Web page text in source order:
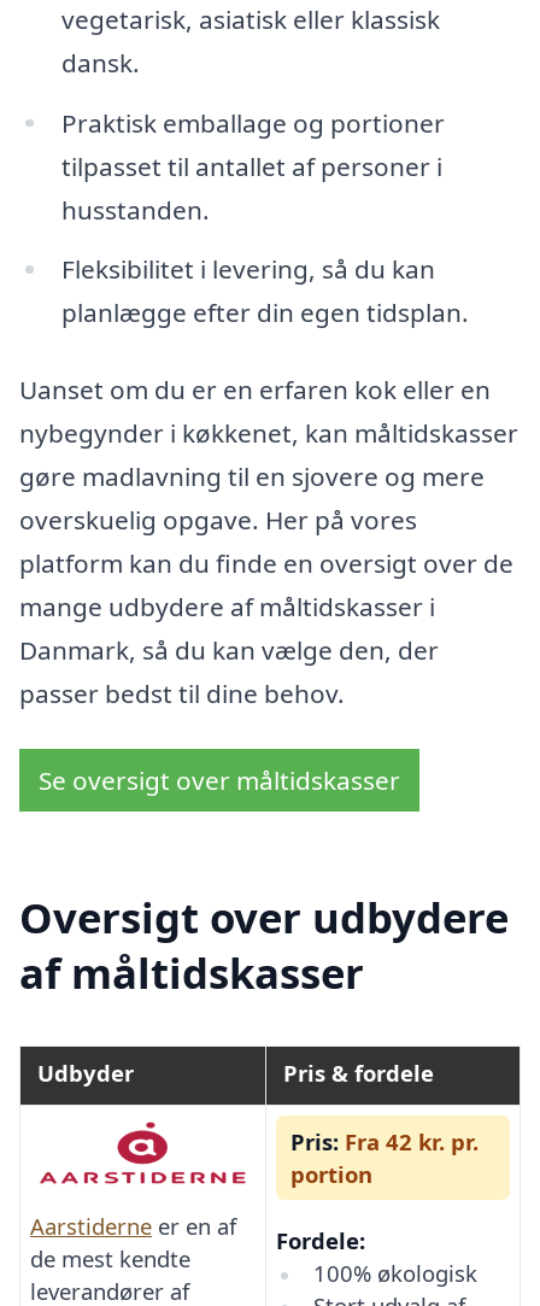
vegetarisk, asiatisk eller klassisk
dansk.
Praktisk emballage og portioner
tilpasset til antallet af personer i
husstanden.
Fleksibilitet i levering, så du kan
planlægge efter din egen tidsplan.
Uanset om du er en erfaren kok eller en
nybegynder i køkkenet, kan måltidskasser
gøre madlavning til en sjovere og mere
overskuelig opgave. Her på vores
platform kan du finde en oversigt over de
mange udbydere af måltidskasser i
Danmark, så du kan vælge den, der
passer bedst til dine behov.
Se oversigt over måltidskasser
Oversigt over udbydere
af måltidskasser
Udbyder Pris & fordele
Aarstiderne er en af
de mest kendte
leverandører af
Pris: Fra 42 kr. pr.
portion
Fordele:
100% økologisk